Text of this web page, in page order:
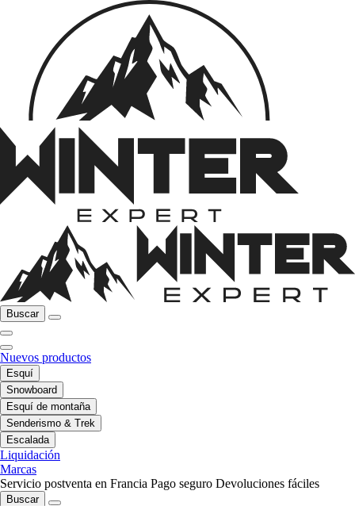
Buscar
Nuevos productos
Esquí
Snowboard
Esquí de montaña
Senderismo & Trek
Escalada
Liquidación
Marcas
Servicio postventa en Francia Pago seguro Devoluciones fáciles
Buscar